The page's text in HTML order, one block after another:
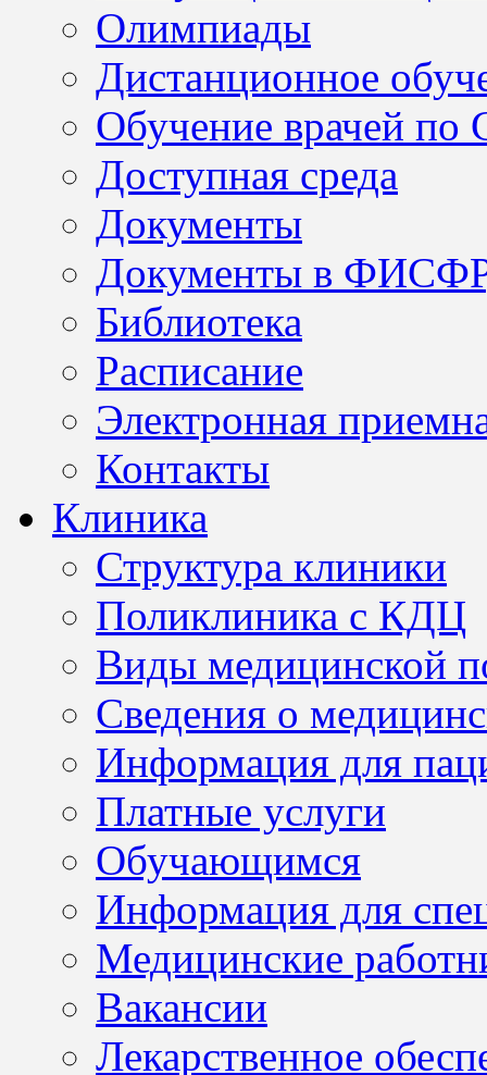
Олимпиады
Дистанционное
Обучение врачей по
Доступная среда
Документы
Документы в
Библиотека
Расписание
Электронная
Контакты
Клиника
Структура клиники
Поликлиника с КДЦ
Виды медицинской
Сведения о
Информация для
Платные услуги
Обучающимся
Информация для
Медицинские
Вакансии
Лекарственное